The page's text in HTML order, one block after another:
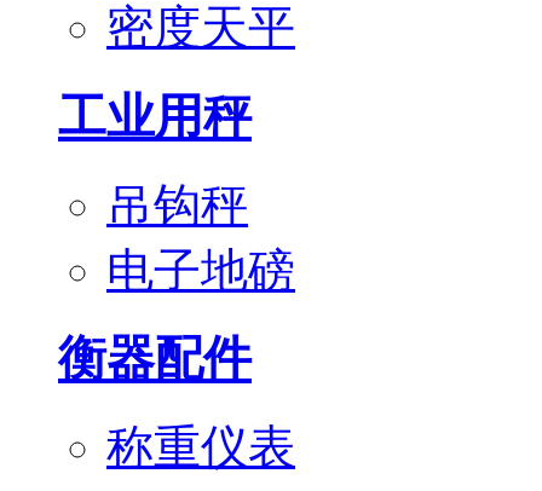
密度天平
工业用秤
吊钩秤
电子地磅
衡器配件
称重仪表